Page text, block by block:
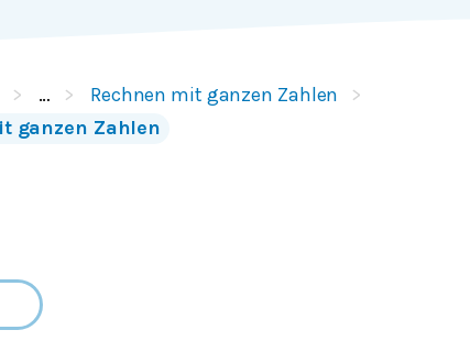
…
Rechnen mit ganzen Zahlen
ganzen Zahlen